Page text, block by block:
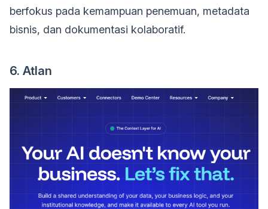
berfokus pada kemampuan penemuan, metadata
bisnis, dan dokumentasi kolaboratif.
6. Atlan